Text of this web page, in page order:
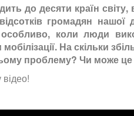
до десяти країн
громадян
коли люди
На скільки
проблему? Чи може це
відео!